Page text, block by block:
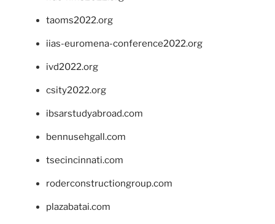
taoms2022.org
iias-euromena-conference2022.org
ivd2022.org
csity2022.org
ibsarstudyabroad.com
bennusehgall.com
tsecincinnati.com
roderconstructiongroup.com
plazabatai.com